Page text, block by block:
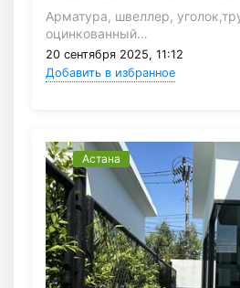
Арматура, швеллер,
оцинкованный…
20 сентября 2025, 11:12
Добавить в избранное
Астана